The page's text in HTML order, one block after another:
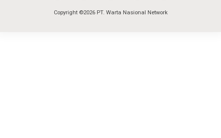
Copyright ©2026 PT. Warta Nasional Network